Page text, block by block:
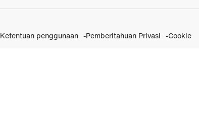
Ketentuan penggunaan Pemberitahuan Privasi Cookie